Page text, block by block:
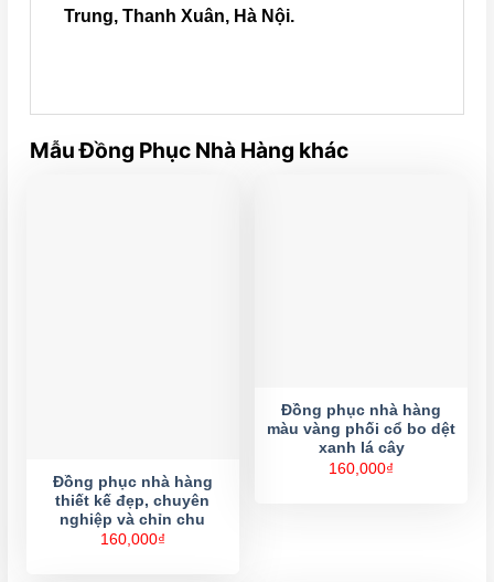
Trung, Thanh Xuân, Hà Nội.
Mẫu Đồng Phục Nhà Hàng khác
Đồng phục nhà hàng
thiết kế đẹp, chuyên
nghiệp và chỉn chu
160,000₫
Đồng phục nhà hàng
màu vàng phối cổ bo dệt
xanh lá cây
160,000₫